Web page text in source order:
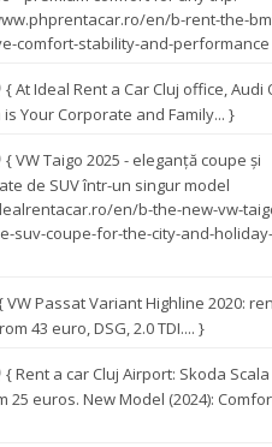
en/b-rent-the-
comfort-stability-and-
{ At Ideal Rent a Car Cluj office, Audi
Your Corporate and Family... }
{ VW Taigo 2025 - eleganță coupe și
de SUV într-un singur model
en/b-the-new-vw-
suv-coupe-for-the-city-and-holiday-
VW Passat Variant Highline 2020:
43 euro, DSG, 2.0 TDI.... }
{ Rent a car Cluj Airport: Skoda Scala
25 euros. New Model (2024):